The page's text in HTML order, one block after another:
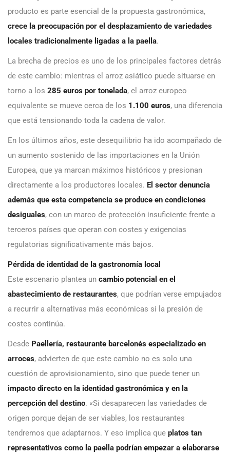
producto es parte esencial de la propuesta gastronómica,
crece la preocupación por el desplazamiento de variedades
locales tradicionalmente ligadas a la paella.
La brecha de precios es uno de los principales factores detrás
de este cambio: mientras el arroz asiático puede situarse en
torno a los 285 euros por tonelada, el arroz europeo
equivalente se mueve cerca de los 1.100 euros, una diferencia
que está tensionando toda la cadena de valor.
En los últimos años, este desequilibrio ha ido acompañado de
un aumento sostenido de las importaciones en la Unión
Europea, que ya marcan máximos históricos y presionan
directamente a los productores locales. El sector denuncia
además que esta competencia se produce en condiciones
desiguales, con un marco de protección insuficiente frente a
terceros países que operan con costes y exigencias
regulatorias significativamente más bajos.
Pérdida de identidad de la gastronomía local
Este escenario plantea un cambio potencial en el
abastecimiento de restaurantes, que podrían verse empujados
a recurrir a alternativas más económicas si la presión de
costes continúa.
Desde Paellería, restaurante barcelonés especializado en
arroces, advierten de que este cambio no es solo una
cuestión de aprovisionamiento, sino que puede tener un
impacto directo en la identidad gastronómica y en la
percepción del destino. «Si desaparecen las variedades de
origen porque dejan de ser viables, los restaurantes
tendremos que adaptarnos. Y eso implica que platos tan
representativos como la paella podrían empezar a elaborarse